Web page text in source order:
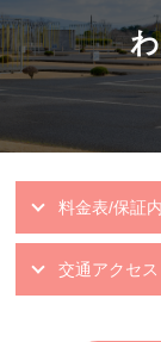
料金表/保証
交通アクセス